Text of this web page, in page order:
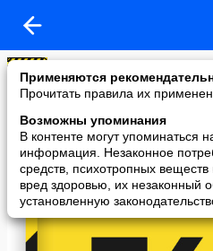
Применяются
Прочитать правила их
Возможны упоминания
В контенте могут упоминаться
информация. Незаконное
средств, психотропных
вред здоровью, их незаконный
установленную
АвтоКрюк 7676
added a photo
08 May в 09:55